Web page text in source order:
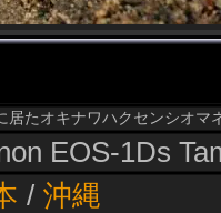
居たオキナワハクセンシオ
EOS-1Ds
/ 沖縄